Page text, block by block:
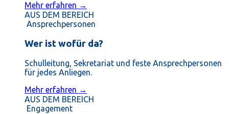
Mehr erfahren →
AUS DEM BEREICH
Ansprechpersonen
Wer ist wofür da?
Schulleitung, Sekretariat und feste Ansprechpersonen
für jedes Anliegen.
Mehr erfahren →
AUS DEM BEREICH
Engagement